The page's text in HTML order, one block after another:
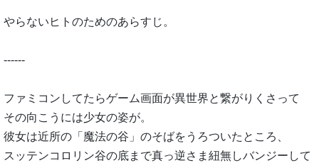
やらないヒトのためのあらすじ。
------
ファミコンしてたらゲーム画面が異世界と繋がりくさって
その向こうには少女の姿が。
彼女は近所の「魔法の谷」のそばをうろついたところ、
スッテンコロリン谷の底まで真っ逆さま紐無しバンジーして